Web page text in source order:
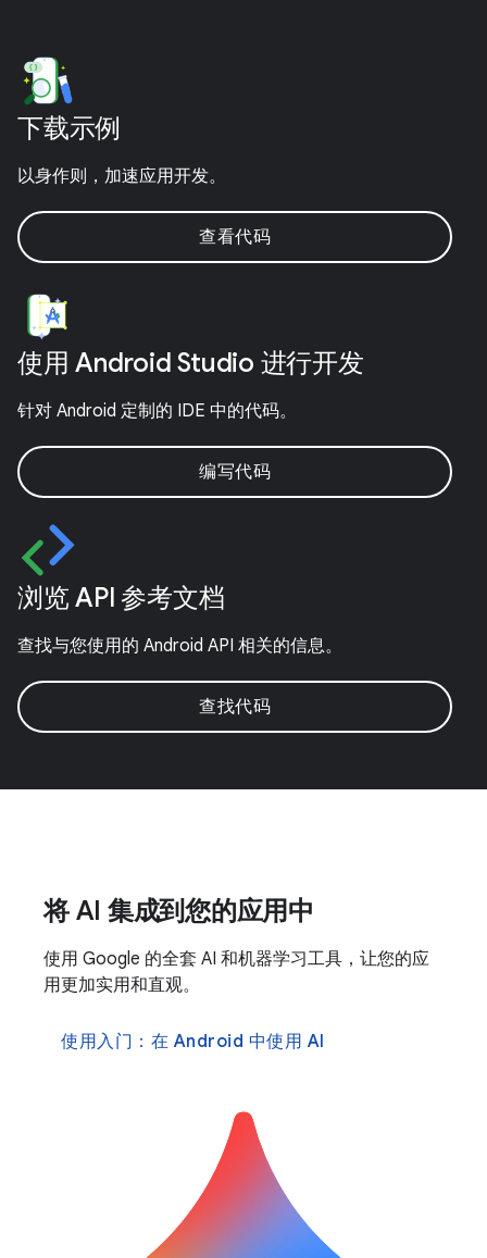
下载示例
以身作则，加速应用开发。
查看代码
使用 Android Studio 进行开发
针对 Android 定制的 IDE 中的代码。
编写代码
浏览 API 参考文档
查找与您使用的 Android API 相关的信息。
查找代码
将 AI 集成到您的应用中
使用 Google 的全套 AI 和机器学习工具，让您的应
用更加实用和直观。
使用入门：在 Android 中使用 AI